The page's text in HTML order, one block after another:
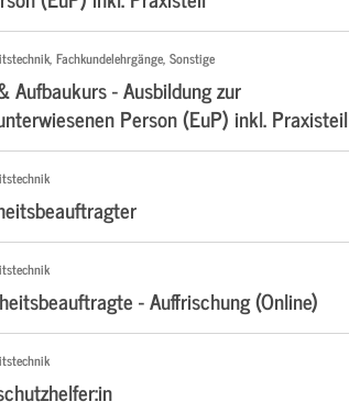
Fachkundelehrgänge, Sonstige
Aufbaukurs - Ausbildung zur
Person (EuP) inkl. Praxisteil
- Auffrischung (Online)